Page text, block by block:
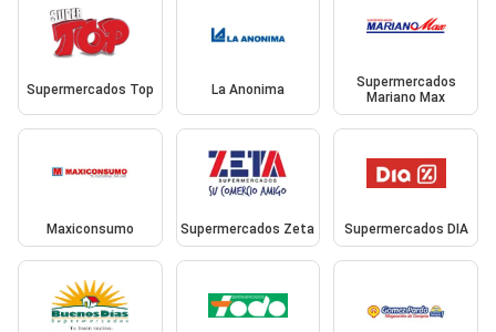
Supermercados Top La Anonima
Supermercados
Mariano Max
Maxiconsumo Supermercados Zeta Supermercados DIA